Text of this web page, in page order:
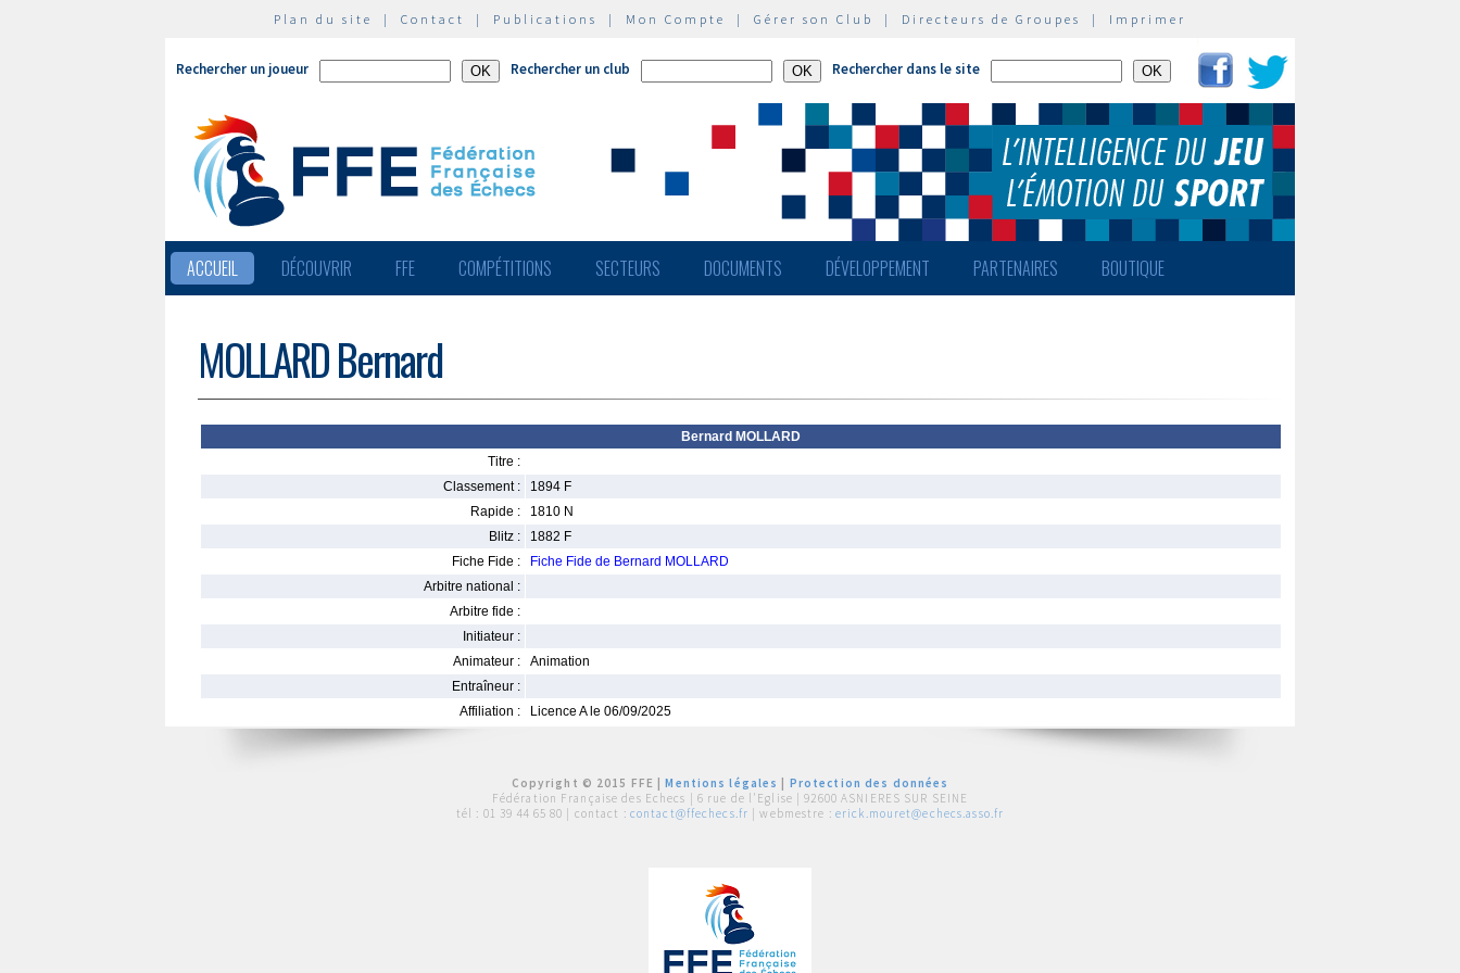
Plan du site | Contact | Publications | Mon Compte | Gérer son Club | Directeurs de Groupes | Imprimer
Rechercher un joueur Rechercher un club Rechercher dans le site
ACCUEIL DÉCOUVRIR FFE COMPÉTITIONS SECTEURS DOCUMENTS DÉVELOPPEMENT PARTENAIRES BOUTIQUE
MOLLARD Bernard
Bernard MOLLARD
Titre :
Classement :
1894 F
Rapide :
1810 N
Blitz :
1882 F
Fiche Fide :
Fiche Fide de Bernard MOLLARD
Arbitre national :
Arbitre fide :
Initiateur :
Animateur :
Animation
Entraîneur :
Affiliation :
Licence A le 06/09/2025
Copyright © 2015 FFE |Mentions légales
Protection des données
Fédération Française des Echecs | 6 rue de l'Eglise | 92600 ASNIERES SUR SEINE
tél : 01 39 44 65 80 | contact : contact@ffechecs.fr | webmestre : erick.mouret@echecs.asso.fr